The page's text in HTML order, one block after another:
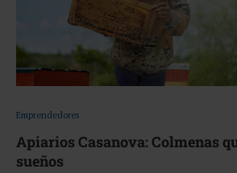
Emprendedores
Apiarios Casanova: Colmenas
sueños